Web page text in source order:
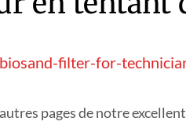
filter-for-
pages de notre